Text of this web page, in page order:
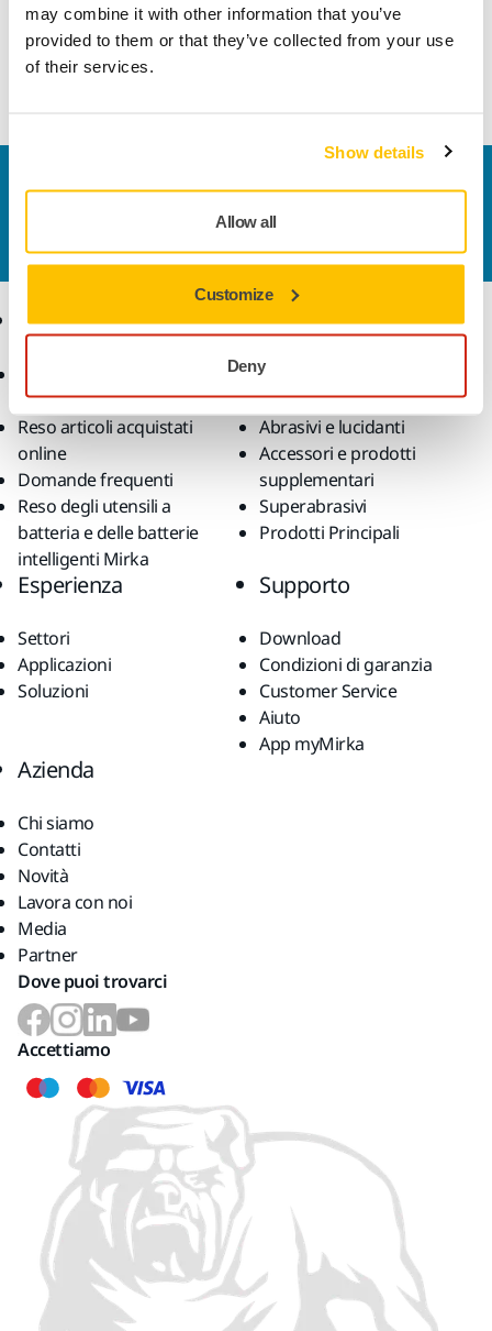
may combine it with other information that you’ve
provided to them or that they’ve collected from your use
of their services.
Show details
Allow all
Customize
Deny
convalida dell'ordine.
Contattaci
Vuoi saperne di più?Contattaci
Ecommerce
generali di vendita
Reso articoli acquistati
online
Domande frequenti
Reso degli utensili a
batteria e delle batterie
intelligenti Mirka
Prodotti
Utensili
Levigatura senza polvere
Abrasivi e lucidanti
Accessori e prodotti
supplementari
Superabrasivi
Prodotti Principali
Esperienza
Settori
Applicazioni
Soluzioni
Supporto
Download
Condizioni di garanzia
Customer Service
Aiuto
App myMirka
Azienda
Chi siamo
Contatti
Novità
Lavora con noi
Media
Partner
Dove puoi trovarci
Accettiamo